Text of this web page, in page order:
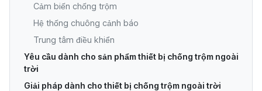
Cảm biến chống trộm
Hệ thống chuông cảnh báo
Trung tâm điều khiển
Yêu cầu dành cho sản phẩm thiết bị chống trộm ngoài
trời
Giải pháp dành cho thiết bị chống trộm ngoài trời